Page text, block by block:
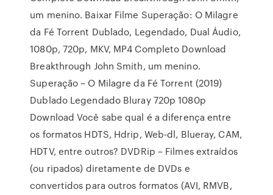
um menino. Baixar Filme Superação: O Milagre
da Fé Torrent Dublado, Legendado, Dual Áudio,
1080p, 720p, MKV, MP4 Completo Download
Breakthrough John Smith, um menino.
Superação – O Milagre da Fé Torrent (2019)
Dublado Legendado Bluray 720p 1080p
Download Você sabe qual é a diferença entre
os formatos HDTS, Hdrip, Web-dl, Blueray, CAM,
HDTV, entre outros? DVDRip – Filmes extraídos
(ou ripados) diretamente de DVDs e
convertidos para outros formatos (AVI, RMVB,